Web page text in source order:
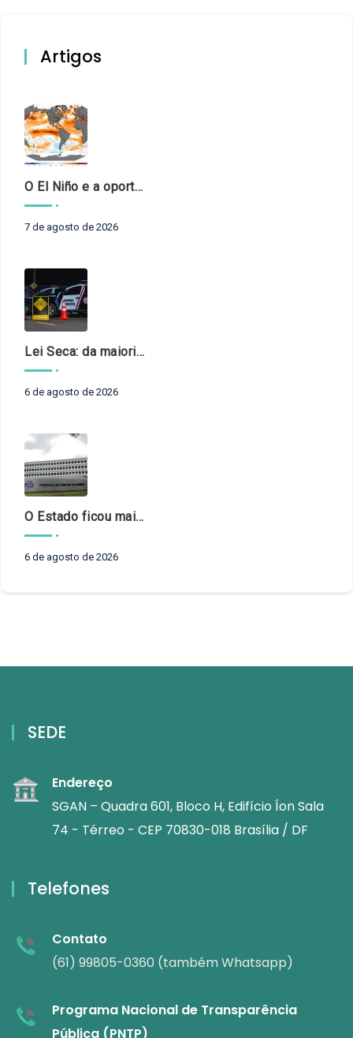
Artigos
O El Niño e a oportunidade de fortalecer o controle externo das políticas climáticas
7 de agosto de 2026
Lei Seca: da maioridade à maturidade
6 de agosto de 2026
O Estado ficou mais complexo. O controle precisa acompanhar
6 de agosto de 2026
SEDE
Endereço
SGAN – Quadra 601, Bloco H, Edifício Íon Sala
74 - Térreo - CEP 70830-018 Brasília / DF
Telefones
Contato
(61) 99805-0360 (também Whatsapp)
Programa Nacional de Transparência
Pública (PNTP)